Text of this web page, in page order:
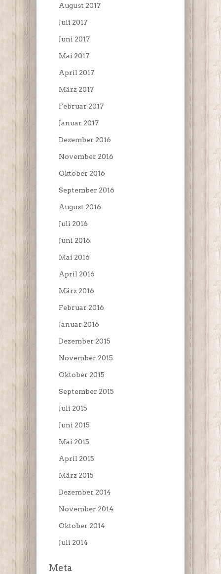
August 2017
Juli 2017
Juni 2017
Mai 2017
April 2017
März 2017
Februar 2017
Januar 2017
Dezember 2016
November 2016
Oktober 2016
September 2016
August 2016
Juli 2016
Juni 2016
Mai 2016
April 2016
März 2016
Februar 2016
Januar 2016
Dezember 2015
November 2015
Oktober 2015
September 2015
Juli 2015
Juni 2015
Mai 2015
April 2015
März 2015
Dezember 2014
November 2014
Oktober 2014
Juli 2014
Meta